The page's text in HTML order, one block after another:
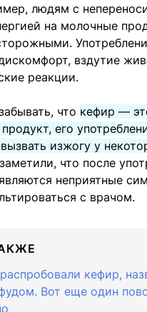
людям с
на молочные
вздутие
реакции.
что кефир —
его
изжогу у
что после
неприятные
с врачом.
кефир,
Вот еще один